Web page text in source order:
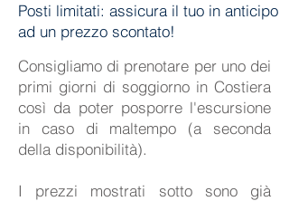
Posti limitati: assicura il tuo in anticipo
ad un prezzo scontato!
Consigliamo di prenotare per uno dei
primi giorni di soggiorno in Costiera
così da poter posporre l'escursione
in caso di maltempo (a seconda
della disponibilità).
I prezzi mostrati sotto sono già